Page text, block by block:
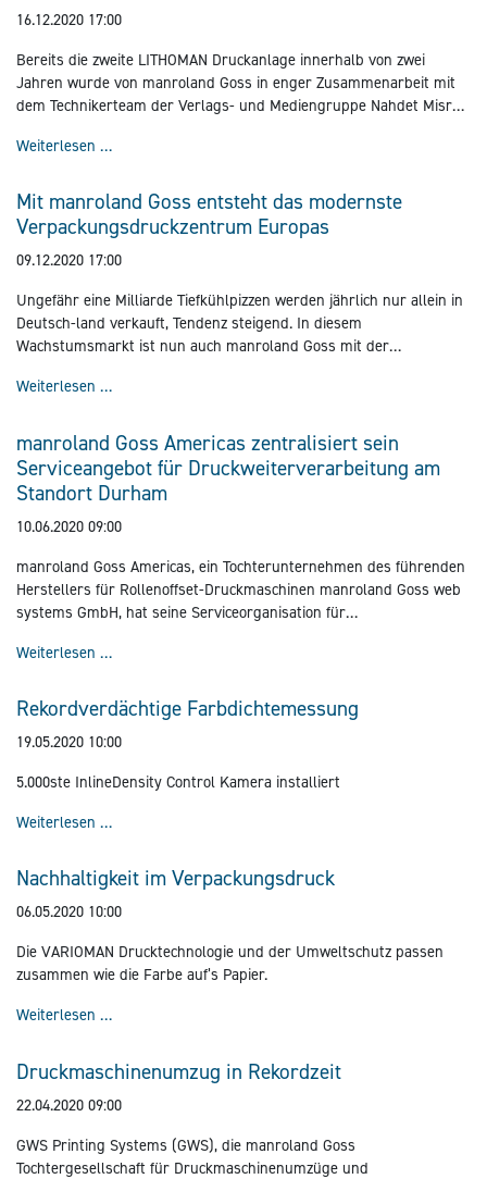
16.12.2020 17:00
Bereits die zweite LITHOMAN Druckanlage innerhalb von zwei
Jahren wurde von manroland Goss in enger Zusammenarbeit mit
dem Technikerteam der Verlags- und Mediengruppe Nahdet Misr
erfolgreich in Betrieb genommen.
Weiterlesen …
Mit manroland Goss entsteht das modernste
Verpackungsdruckzentrum Europas
09.12.2020 17:00
Ungefähr eine Milliarde Tiefkühlpizzen werden jährlich nur allein in
Deutsch-land verkauft, Tendenz steigend. In diesem
Wachstumsmarkt ist nun auch manroland Goss mit der
Weiterlesen …
manroland Goss Americas zentralisiert sein
Serviceangebot für Druckweiterverarbeitung am
Standort Durham
10.06.2020 09:00
manroland Goss Americas, ein Tochterunternehmen des führenden
Herstellers für Rollenoffset-Druckmaschinen manroland Goss web
systems GmbH, hat seine Serviceorganisation für
amerikanischen Hauptsitz in Durham, New Hampshire, verlegt.
Weiterlesen …
Rekordverdächtige Farbdichtemessung
19.05.2020 10:00
5.000ste InlineDensity Control Kamera installiert
Weiterlesen …
Nachhaltigkeit im Verpackungsdruck
06.05.2020 10:00
Die VARIOMAN Drucktechnologie und der Umweltschutz passen
zusammen wie die Farbe auf’s Papier.
Weiterlesen …
Druckmaschinenumzug in Rekordzeit
22.04.2020 09:00
GWS Printing Systems (GWS), die manroland Goss
Tochtergesellschaft für Druckmaschinenumzüge und